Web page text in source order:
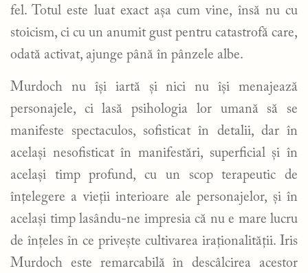
fel. Totul este luat exact așa cum vine, însă nu cu
stoicism, ci cu un anumit gust pentru catastrofă care,
odată activat, ajunge până în pânzele albe.
Murdoch nu își iartă și nici nu își menajează
personajele, ci lasă psihologia lor umană să se
manifeste spectaculos, sofisticat în detalii, dar în
același nesofisticat în manifestări, superficial și în
același timp profund, cu un scop terapeutic de
înțelegere a vieții interioare ale personajelor, și în
același timp lasându-ne impresia că nu e mare lucru
de înțeles în ce privește cultivarea iraționalității. Iris
Murdoch este remarcabilă în descâlcirea acestor